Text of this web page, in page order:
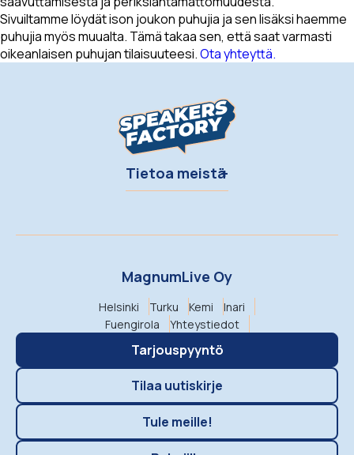
Sivuiltamme löydät ison joukon puhujia ja sen lisäksi haemme
puhujia myös muualta. Tämä takaa sen, että saat varmasti
oikeanlaisen puhujan tilaisuuteesi.Ota yhteyttä.
Tietoa meistä
MagnumLive Oy
Helsinki Turku Kemi
Inari
Fuengirola
Yhteystiedot
Tarjouspyyntö
Tilaa uutiskirje
Tule meille!